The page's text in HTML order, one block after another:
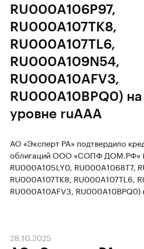
RU000A106P97,
RU000A107TK8,
RU000A107TL6,
RU000A109N54,
RU000A10AFV3,
RU000A10BPQ0) на
уровне ruAAA
АО «Эксперт РА» подтвердило
облигаций ООО «СОПФ ДОМ.РФ»
RU000A105LY0, RU000A1068T7,
RU000A107TK8, RU000A107TL6,
RU000A10AFV3, RU000A10BPQ0)
28.10.2025